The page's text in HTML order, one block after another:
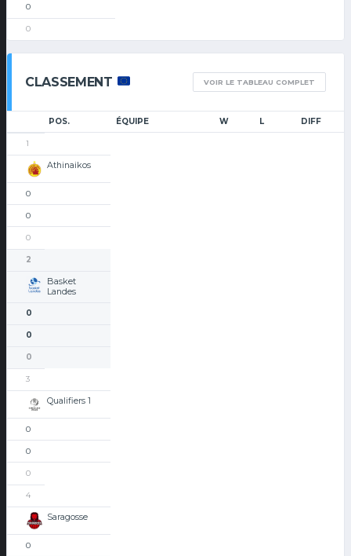
0
0
CLASSEMENT VOIR LE TABLEAU COMPLET
POS. ÉQUIPE W L DIFF
1
Athinaikos
0
0
0
2
Basket
Landes
0
0
0
3
Qualifiers 1
0
0
0
4
Saragosse
0